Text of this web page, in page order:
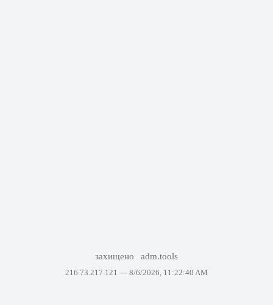
захищено adm.tools
216.73.217.121 — 8/6/2026, 11:22:40 AM